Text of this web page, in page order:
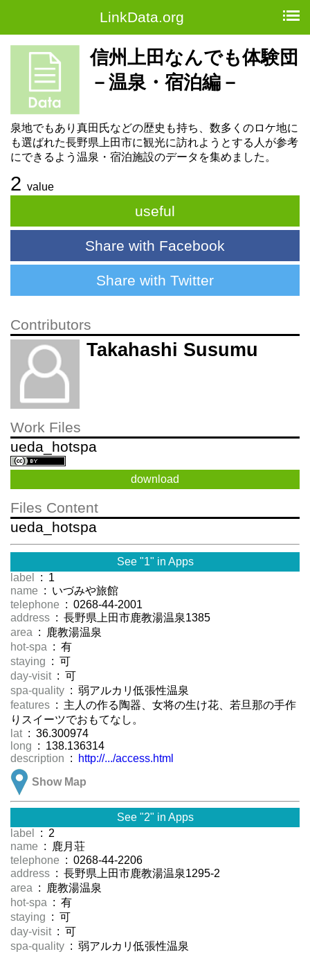
LinkData.org
信州上田なんでも体験団
－温泉・宿泊編－
泉地でもあり真田氏などの歴史も持ち、数多くのロケ地に
も選ばれた長野県上田市に観光に訪れようとする人が参考
にできるよう温泉・宿泊施設のデータを集めました。
2 value
useful
Share with Facebook
Share with Twitter
Contributors
Takahashi Susumu
Work Files
ueda_hotspa
download
Files Content
ueda_hotspa
See "1" in Apps
label
: 1
name : いづみや旅館
telephone : 0268-44-2001
address : 長野県上田市鹿教湯温泉1385
area : 鹿教湯温泉
hot-spa : 有
staying : 可
day-visit : 可
spa-quality : 弱アルカリ低張性温泉
features : 主人の作る陶器、女将の生け花、若旦那の手作
りスイーツでおもてなし。
lat : 36.300974
long : 138.136314
description :
http://.../access.html
Show Map
See "2" in Apps
label
: 2
name : 鹿月荘
telephone : 0268-44-2206
address : 長野県上田市鹿教湯温泉1295-2
area : 鹿教湯温泉
hot-spa : 有
staying : 可
day-visit : 可
spa-quality : 弱アルカリ低張性温泉